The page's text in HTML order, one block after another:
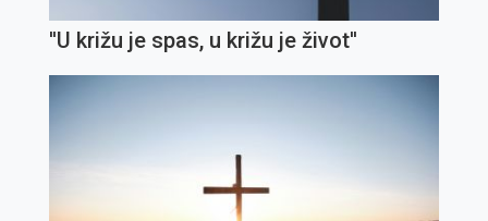
''U križu je spas, u križu je život''